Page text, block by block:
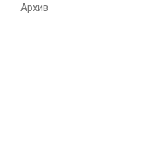
Архив